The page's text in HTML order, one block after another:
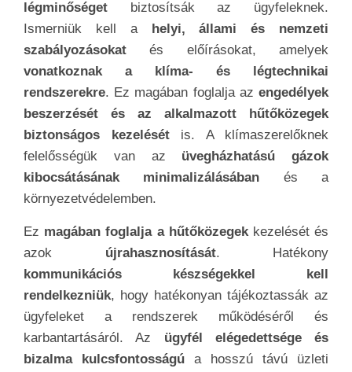
Ezmagában foglalja a hűtőközegek
kezelését és
azokújrahasznosítását. Hatékony
kommunikációs készségekkel kell
rendelkezniük , hogy hatékonyan tájékoztassák az
ügyfeleket a rendszerek működéséről és
karbantartásáról. Azügyfél elégedettsége és
bizalma kulcsfontosságúa hosszú távú üzleti
kapcsolatokhoz. Aziparág folyamatosan fejlődik,
és aklímaszerelőknek lépést kell tartaniuk
Ezért fontos a folyamatos továbbképzésés a
szakmai fejlődés. Összességében
aklímaszerelőknek sokféle kötelezettségnekkell
eleget tenniük annak érdekében, hogysikeresek
legyenek a szakmájukban és biztonságosan
éshatékonyan végezhessék munkájukat . Az